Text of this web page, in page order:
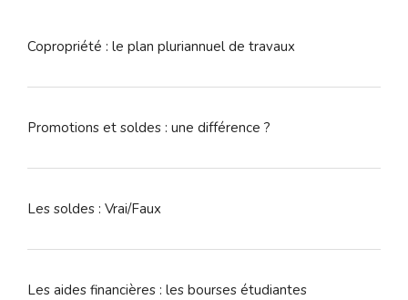
Copropriété : le plan pluriannuel de travaux
Promotions et soldes : une différence ?
Les soldes : Vrai/Faux
Les aides financières : les bourses étudiantes